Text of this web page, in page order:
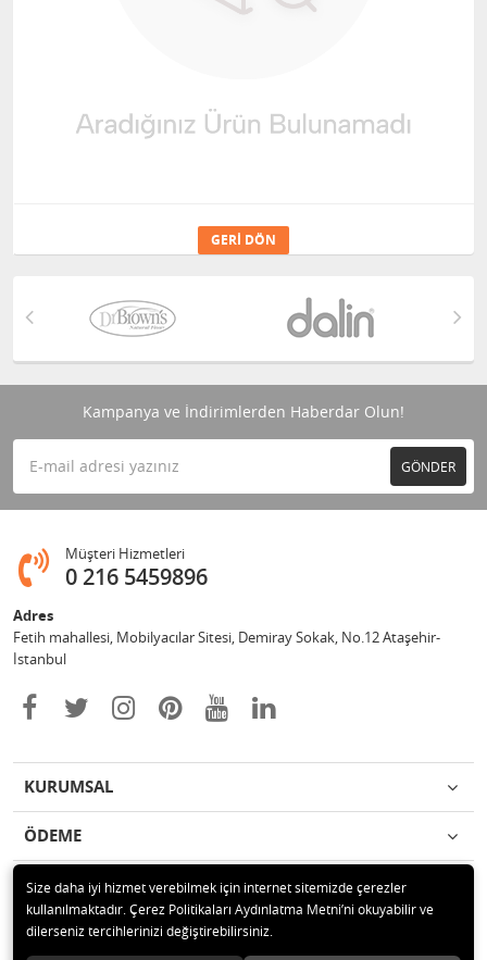
GERI DÖN
Kampanya ve İndirimlerden Haberdar Olun!
GÖNDER
Müşteri Hizmetleri
0 216 5459896
Adres
Fetih mahallesi, Mobilyacılar Sitesi, Demiray Sokak, No.12 Ataşehir-
İstanbul
KURUMSAL
ÖDEME
İLETİŞİM
© 2020 Leylek Mağazacılık Hizmetleri Ltd. Şti. Tüm hakları saklıdır.
Size daha iyi hizmet verebilmek için internet sitemizde çerezler
kullanılmaktadır. Çerez Politikaları Aydınlatma Metni’ni okuyabilir ve
dilerseniz tercihlerinizi değiştirebilirsiniz.